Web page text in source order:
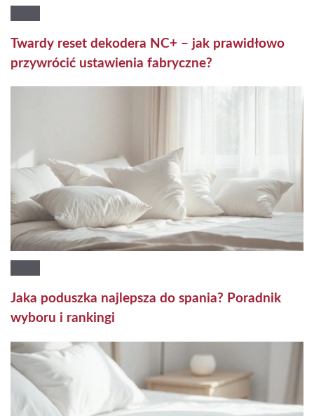
Twardy reset dekodera NC+ – jak prawidłowo
przywrócić ustawienia fabryczne?
Jaka poduszka najlepsza do spania? Poradnik
wyboru i rankingi